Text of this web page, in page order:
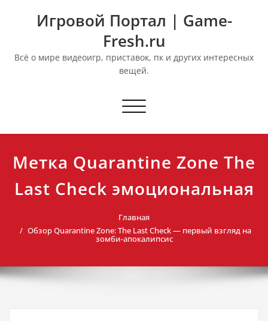
Игровой Портал | Game-
Fresh.ru
Всё о мире видеоигр, приставок, пк и других интересных
вещей.
Переключить
Метка Quarantine Zone The
Last Check эмоциональная
Главная
Обзор Quarantine Zone: The Last Check — первый взгляд на
зомби-апокалипсис